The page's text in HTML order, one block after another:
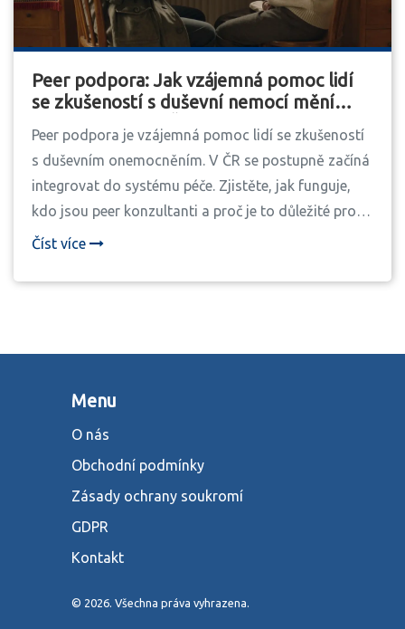
Peer podpora: Jak vzájemná pomoc lidí
se zkušeností s duševní nemocí mění
duševní zdraví v ČR
Peer podpora je vzájemná pomoc lidí se zkušeností
s duševním onemocněním. V ČR se postupně začíná
integrovat do systému péče. Zjistěte, jak funguje,
kdo jsou peer konzultanti a proč je to důležité pro
zotavení.
Číst více
Menu
O nás
Obchodní podmínky
Zásady ochrany soukromí
GDPR
Kontakt
© 2026. Všechna práva vyhrazena.